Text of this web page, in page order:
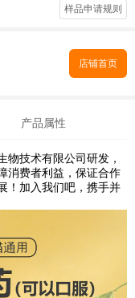
样品申请规则
店铺首页
产品属性
物技术有限公司研发，
消费者利益，保证合作
！加入我们吧，携手并